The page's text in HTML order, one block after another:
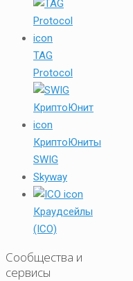
TAG
Protocol
КриптоЮниты
SWIG
Skyway
Краудсейлы
(ICO)
Сообщества и
сервисы